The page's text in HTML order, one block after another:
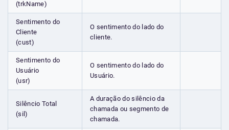
(trkName)
Sentimento do
Cliente
(cust)
O sentimento do lado do
cliente.
Sentimento do
Usuário
(usr)
O sentimento do lado do
Usuário.
Silêncio Total
(sil)
A duração do silêncio da
chamada ou segmento de
chamada.